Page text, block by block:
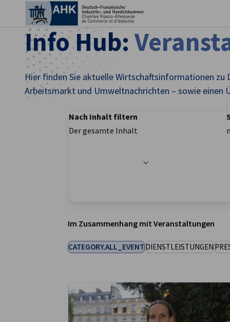
France
Info Hub:
Hier finden Sie aktuelle Wirtschaftsinformationen zu
Arbeitsmarkt und Umweltnachrichten – sowie einen
Filteroptionen wurden erfolgreich aktualisiert
Nach Inhalt filtern
Der gesamte Inhalt
Im Zusammenhang mit Veranstaltungen
CATEGORY.ALL_EVENTDIENSTLEISTUNGEN